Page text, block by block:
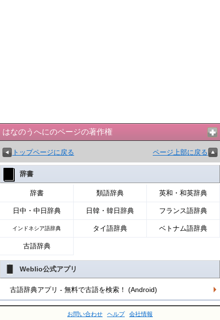
はなのうへにのページの著作権
トップページに戻る ページ上部に戻る
辞書
辞書 類語辞典 英和・和英辞典
日中・中日辞典 日韓・韓日辞典 フランス語辞典
インドネシア語辞典 タイ語辞典 ベトナム語辞典
古語辞典
Weblio公式アプリ
古語辞典アプリ - 無料で古語を検索！ (Android)
お問い合わせ ヘルプ 会社情報